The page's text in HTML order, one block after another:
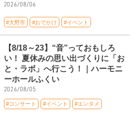
2026/08/06
#大野市 #おでかけ #イベント
【8/18～23】“音”っておもしろ
い！ 夏休みの思い出づくりに「お
と・ラボ」へ行こう！｜ハーモニ
ーホールふくい
2026/08/05
#コンサート #イベント #エンタメ